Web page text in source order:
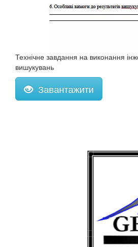
Технічне завдання на виконання
вишукувань
Завантажити